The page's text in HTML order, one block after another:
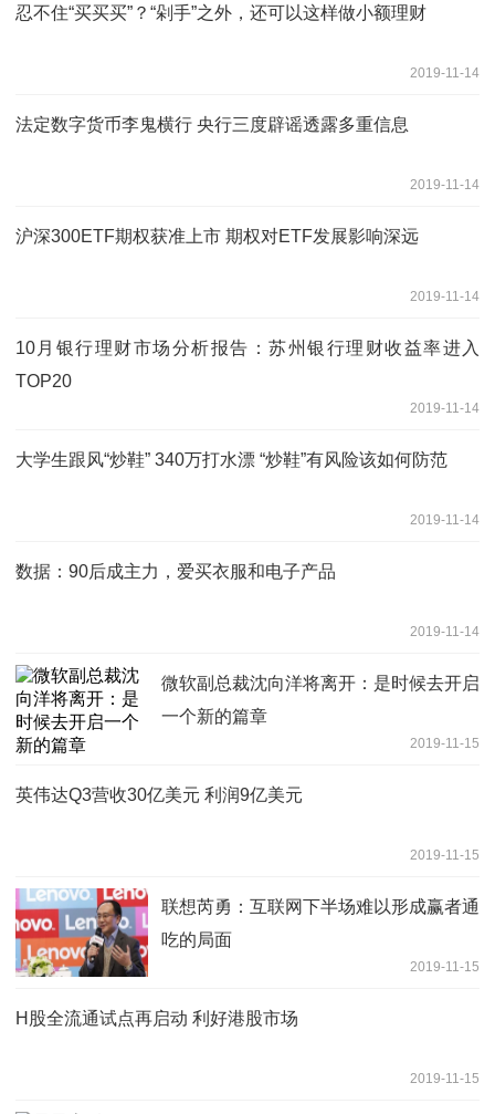
忍不住“买买买”？“剁手”之外，还可以这样做小额理财
2019-11-14
法定数字货币李鬼横行 央行三度辟谣透露多重信息
2019-11-14
沪深300ETF期权获准上市 期权对ETF发展影响深远
2019-11-14
10月银行理财市场分析报告：苏州银行理财收益率进入
TOP20
2019-11-14
大学生跟风“炒鞋” 340万打水漂 “炒鞋”有风险该如何防范
2019-11-14
数据：90后成主力，爱买衣服和电子产品
2019-11-14
微软副总裁沈向洋将离开：是时候去开启
一个新的篇章
2019-11-15
英伟达Q3营收30亿美元 利润9亿美元
2019-11-15
联想芮勇：互联网下半场难以形成赢者通
吃的局面
2019-11-15
H股全流通试点再启动 利好港股市场
2019-11-15